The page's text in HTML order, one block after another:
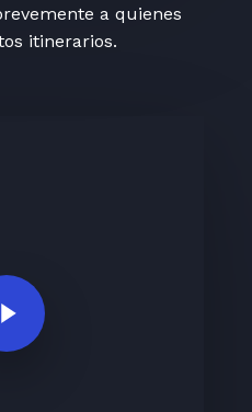
a quienes
itinerarios.